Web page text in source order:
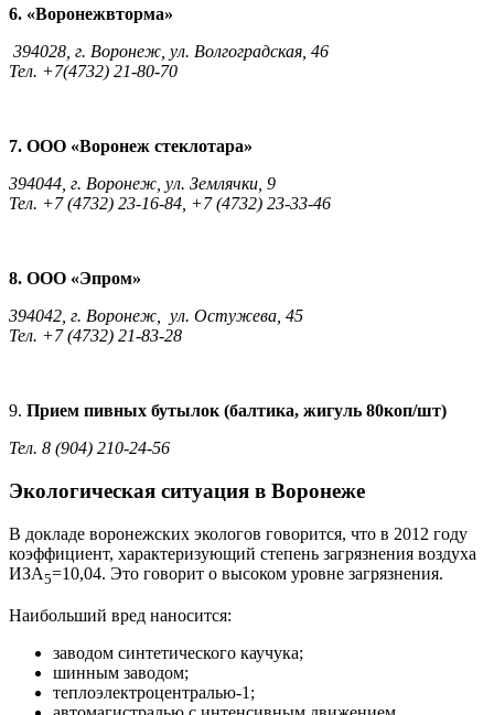
6. «Воронежвторма»
394028, г. Воронеж, ул. Волгоградская, 46
Тел. +7(4732) 21-80-70
7. ООО «Воронеж стеклотара»
394044, г. Воронеж, ул. Землячки, 9
Тел. +7 (4732) 23-16-84, +7 (4732) 23-33-46
8. ООО «Эпром»
394042, г. Воронеж, ул. Остужева, 45
Тел. +7 (4732) 21-83-28
9. Прием пивных бутылок (балтика, жигуль 80коп/шт)
Тел. 8 (904) 210-24-56
Экологическая ситуация в Воронеже
В докладе воронежских экологов говорится, что в 2012 году
коэффициент, характеризующий степень загрязнения воздуха
ИЗА5=10,04. Это говорит о высоком уровне загрязнения.
Наибольший вред наносится:
заводом синтетического каучука;
шинным заводом;
теплоэлектроцентралью-1;